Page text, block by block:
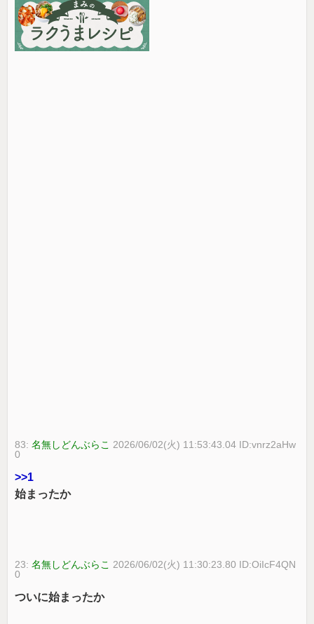
83:名無しどんぶらこ 2026/06/02(火) 11:53:43.04 ID:vnrz2aHw
0
>>1
始まったか
23:名無しどんぶらこ 2026/06/02(火) 11:30:23.80 ID:OiIcF4QN
0
ついに始まったか